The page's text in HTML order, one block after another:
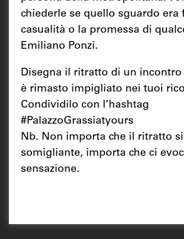
chiederle se quello sguardo era
casualità o la promessa di
Emiliano Ponzi.
Disegna il ritratto di un
è rimasto impigliato nei tuoi
Condividilo con l’hashtag
#PalazzoGrassiatyours
Nb. Non importa che il ritratto
somigliante, importa che ci
sensazione.